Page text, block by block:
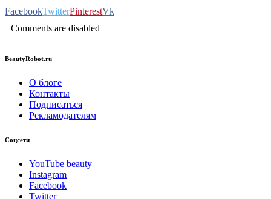
FacebookTwitterPinterestVk
Comments are disabled
BeautyRobot.ru
О блоге
Контакты
Подписаться
Рекламодателям
Соцсети
YouTube beauty
Instagram
Facebook
Twitter